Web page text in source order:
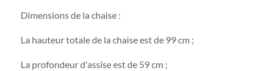
Dimensions de la chaise :
La hauteur totale de la chaise est de 99 cm ;
La profondeur d'assise est de 59 cm ;